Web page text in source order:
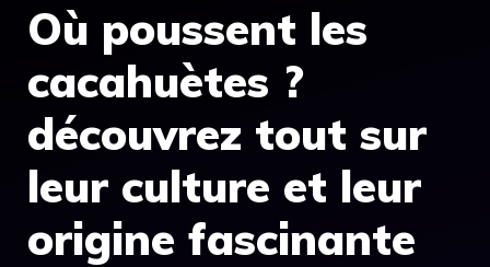
Où poussent les
cacahuètes ?
découvrez tout sur
leur culture et leur
origine fascinante